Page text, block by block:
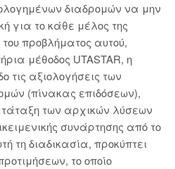
διαδρομών να μην
για το κάθε μέλος της
προβλήματος αυτού,
μέθοδος UTASTAR, η
τις αξιολογήσεις των
(πίνακας επιδόσεων),
των αρχικών λύσεων
συνάρτησης από το
τη διαδικασία, προκύπτει
το οποίο